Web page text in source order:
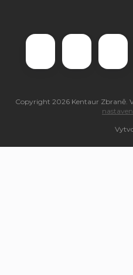
Copyright 2026 Kentaur Zbraně .